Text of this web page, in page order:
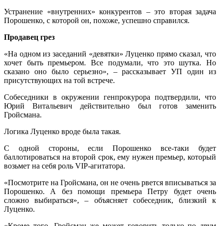
Устранение «внутренних» конкурентов – это вторая задача
Порошенко, с которой он, похоже, успешно справился.
Продавец грез
«На одном из заседаний «девятки» Луценко прямо сказал, что
хочет быть премьером. Все подумали, что это шутка. Но
сказано оно было серьезно», – рассказывает УП один из
присутствующих на той встрече.
Собеседники в окружении генпрокурора подтвердили, что
Юрий Витальевич действительно был готов заменить
Гройсмана.
Логика Луценко вроде была такая.
С одной стороны, если Порошенко все-таки будет
баллотироваться на второй срок, ему нужен премьер, который
возьмет на себя роль VIP-агитатора.
«Посмотрите на Гройсмана, он не очень рвется вписываться за
Порошенко. А без помощи премьера Петру будет очень
сложно выбираться», – объясняет собеседник, близкий к
Луценко.